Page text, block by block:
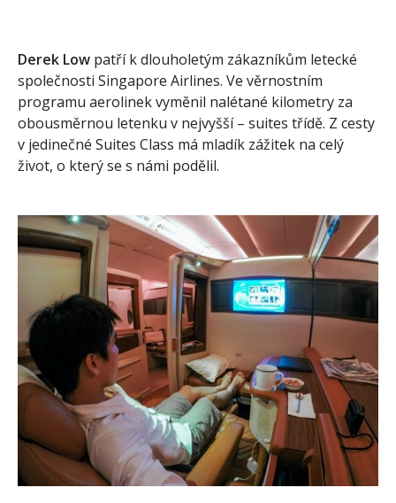
Derek Low patří k dlouholetým zákazníkům letecké
společnosti Singapore Airlines. Ve věrnostním
programu aerolinek vyměnil nalétané kilometry za
obousměrnou letenku v nejvyšší – suites třídě. Z cesty
v jedinečné Suites Class má mladík zážitek na celý
život, o který se s námi podělil.